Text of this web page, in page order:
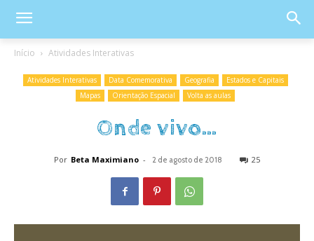
Início Atividades Interativas
Atividades Interativas Data Comemorativa Geografia
Estados e Capitais
Mapas
Orientação Espacial Volta as aulas
Onde vivo…
Por Beta Maximiano - 2 de agosto de 2018 25